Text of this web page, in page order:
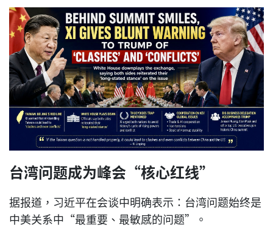
台湾问题成为峰会“核心红线”
据报道，习近平在会谈中明确表示：台湾问题始终是
中美关系中“最重要、最敏感的问题”。